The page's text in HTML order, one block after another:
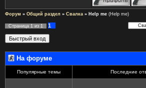
Форум » Общий раздел » Свалка » Help me (Help me)
Страница 1 из 1
1
На форуме
Популярные темы Последние